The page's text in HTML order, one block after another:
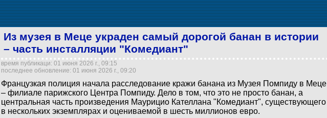
Из музея в Меце украден самый дорогой банан в истории
– часть инсталляции "Комедиант"
время публикаци: 01 июня 2026 г., 09:15
последнее обновление: 01 июня 2026 г., 09:20
Французкая полиция начала расследование кражи банана из Музея Помпиду в Меце
– филиале парижского Центра Помпиду. Дело в том, что это не просто банан, а
центральная часть произведения Маурицио Кателлана "Комедиант", существующего
в нескольких экземплярах и оцениваемой в шесть миллионов евро.